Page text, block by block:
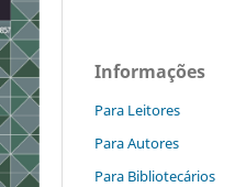
Informações
Para Leitores
Para Autores
Para Bibliotecários